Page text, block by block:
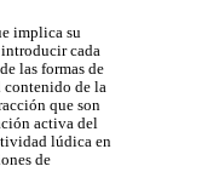
implica su
cada
las formas de
contenido de la
que son
activa del
lúdica en
de